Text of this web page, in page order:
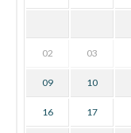
02 03
09 10
16 17